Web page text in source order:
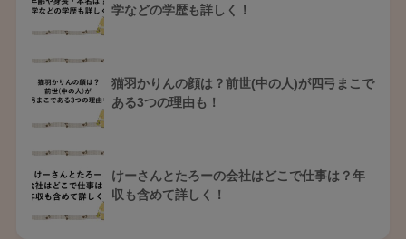
学などの学歴も詳しく！
猫羽かりんの顔は？前世(中の人)が四弓まこで
ある3つの理由も！
けーさんとたろーの会社はどこで仕事は？年
収も含めて詳しく！